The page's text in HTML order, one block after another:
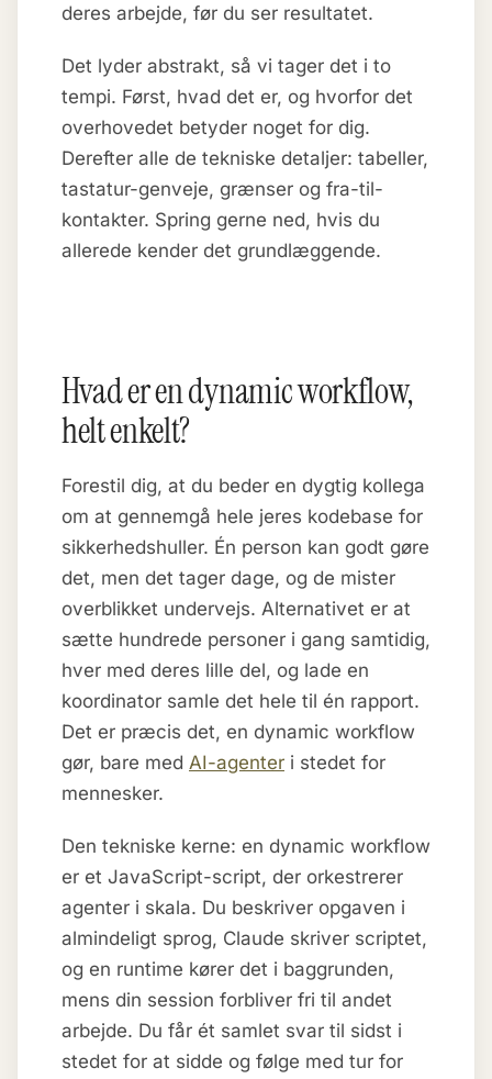
deres arbejde, før du ser resultatet.
Det lyder abstrakt, så vi tager det i to
tempi. Først, hvad det er, og hvorfor det
overhovedet betyder noget for dig.
Derefter alle de tekniske detaljer: tabeller,
tastatur-genveje, grænser og fra-til-
kontakter. Spring gerne ned, hvis du
allerede kender det grundlæggende.
Hvad er en dynamic workflow,
helt enkelt?
Forestil dig, at du beder en dygtig kollega
om at gennemgå hele jeres kodebase for
sikkerhedshuller. Én person kan godt gøre
det, men det tager dage, og de mister
overblikket undervejs. Alternativet er at
sætte hundrede personer i gang samtidig,
hver med deres lille del, og lade en
koordinator samle det hele til én rapport.
Det er præcis det, en dynamic workflow
gør, bare med AI-agenter i stedet for
mennesker.
Den tekniske kerne: en dynamic workflow
er et JavaScript-script, der orkestrerer
agenter i skala. Du beskriver opgaven i
almindeligt sprog, Claude skriver scriptet,
og en runtime kører det i baggrunden,
mens din session forbliver fri til andet
arbejde. Du får ét samlet svar til sidst i
stedet for at sidde og følge med tur for